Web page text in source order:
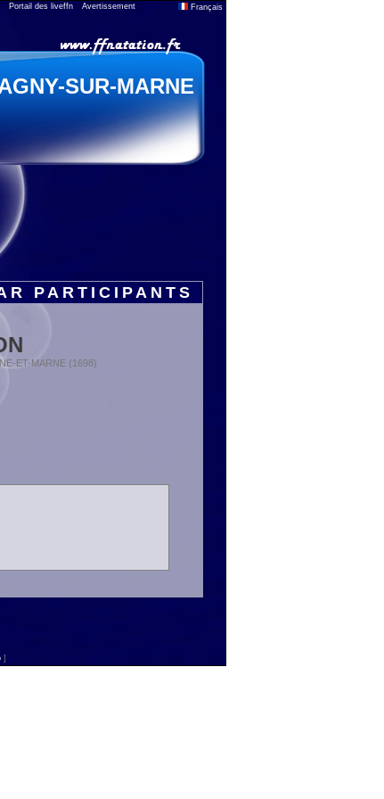
Portail des liveffn Avertissement Français
SUR-MARNE
PARTICIPANTS
ET-MARNE (1698)
]